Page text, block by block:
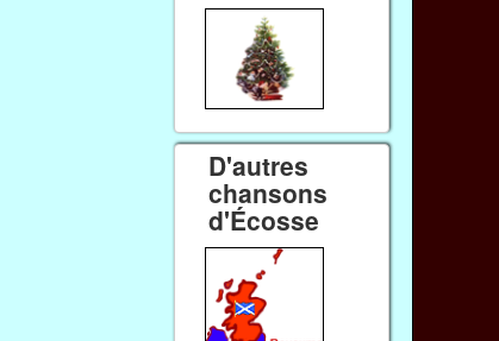
D'autres
chansons
d'Écosse